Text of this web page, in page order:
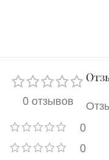
0 отзывов
0
0